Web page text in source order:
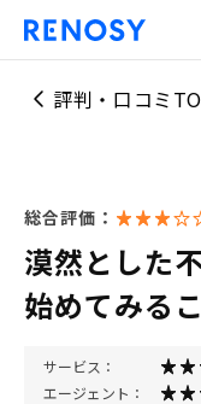
評判・口コミ
総合評価：
漠然とした
始めてみる
サービス：
エージェント：